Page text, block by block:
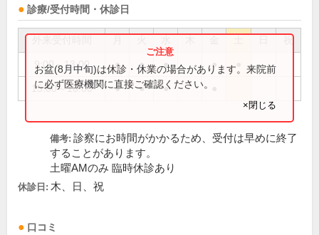
診療/受付時間・休診日
祝
9:00～13:00 ● ● ● ●
15:00～18:00 ● ● ●
お盆(8月中旬)は休診・休業の場合があります。来院前
に必ず医療機関に直接ご確認ください。
×閉じる
備考: 診察にお時間がかかるため、受付は早めに終了
することがあります。
土曜AMのみ 臨時休診あり
休診日: 木、日、祝
口コミ